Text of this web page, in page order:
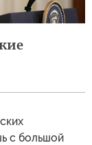
с большой